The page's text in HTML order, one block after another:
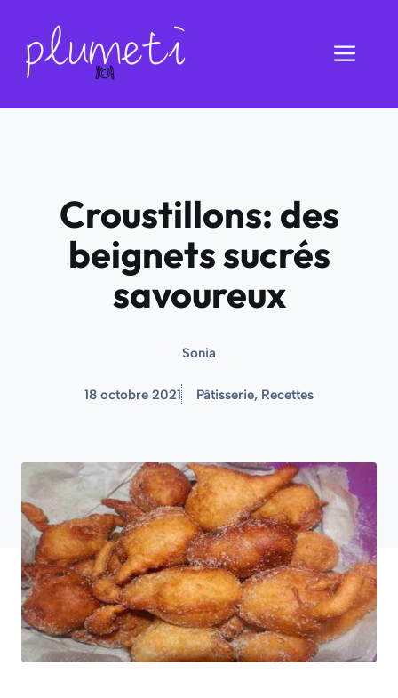
contenu
Croustillons: des
beignets sucrés
savoureux
Sonia
18 octobre 2021 Pâtisserie, Recettes